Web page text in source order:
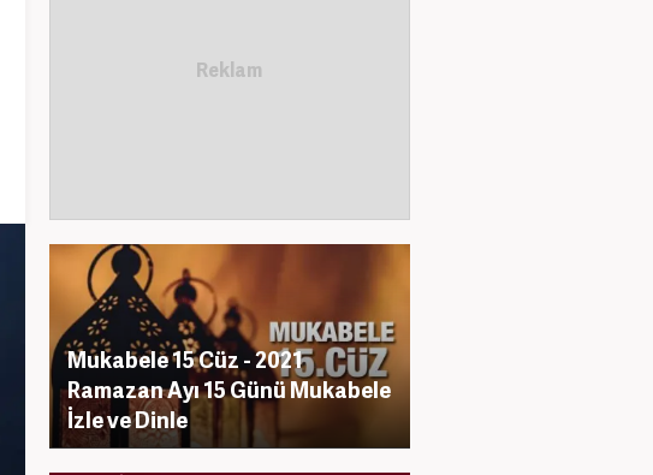
Mukabele 15 Cüz - 2021
Ramazan Ayı 15 Günü Mukabele
İzle ve Dinle